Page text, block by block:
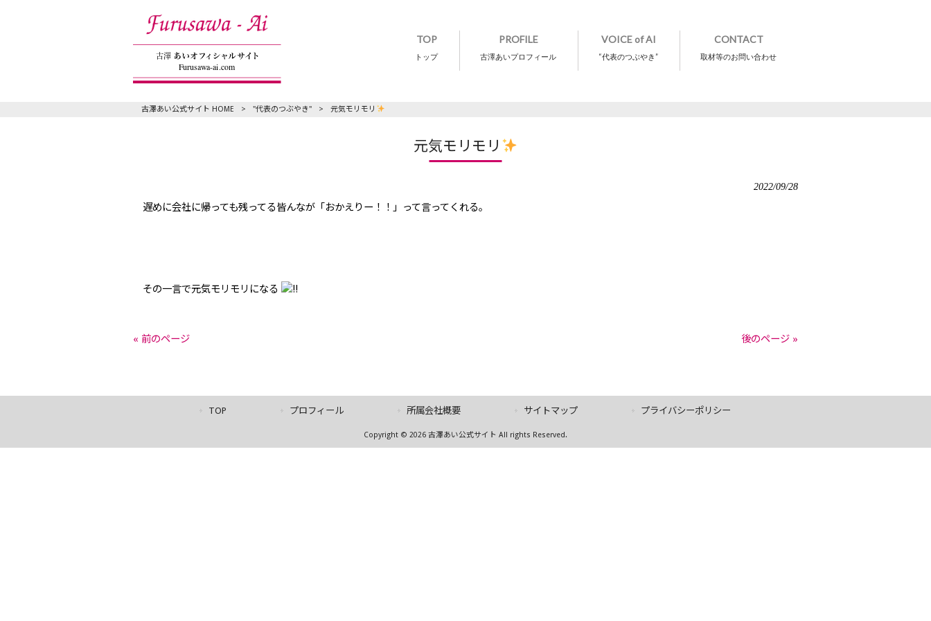
TOP
トップ
PROFILE
古澤あいプロフィール
VOICE of AI
“代表のつぶやき”
CONTACT
取材等のお問い合わせ
古澤あい公式サイト HOME > "代表のつぶやき" > 元気モリモリ
元気モリモリ
2022/09/28
遅めに会社に帰っても残ってる皆んなが「おかえりー！！」って言ってくれる。
その一言で元気モリモリになる
« 前のページ 後のページ »
TOP プロフィール 所属会社概要 サイトマップ プライバシーポリシー
Copyright © 2026 古澤あい公式サイト All rights Reserved.